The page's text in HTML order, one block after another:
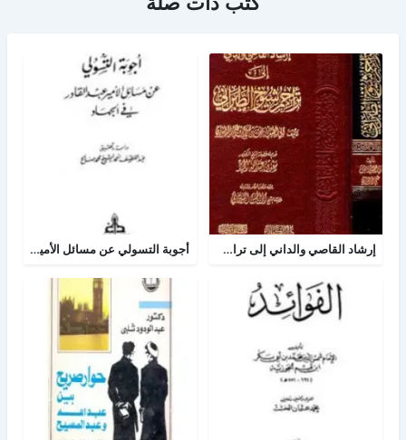
إرشاد القاصي والداني إلى تراجم شيوخ الطبراني أجوبة التسولي عن مسائل الأمير عبد القادر في الجهاد